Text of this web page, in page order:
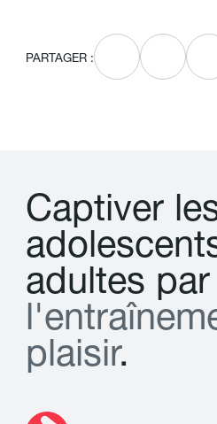
PARTAGER :
Captiver le
adolescent
adultes par
l'entraînem
plaisir.